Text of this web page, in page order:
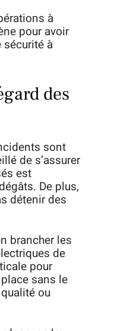
à
pour avoir
à
des
sont
de s’assurer
est
De plus,
détenir des
brancher les
de
pour
sans le
ou